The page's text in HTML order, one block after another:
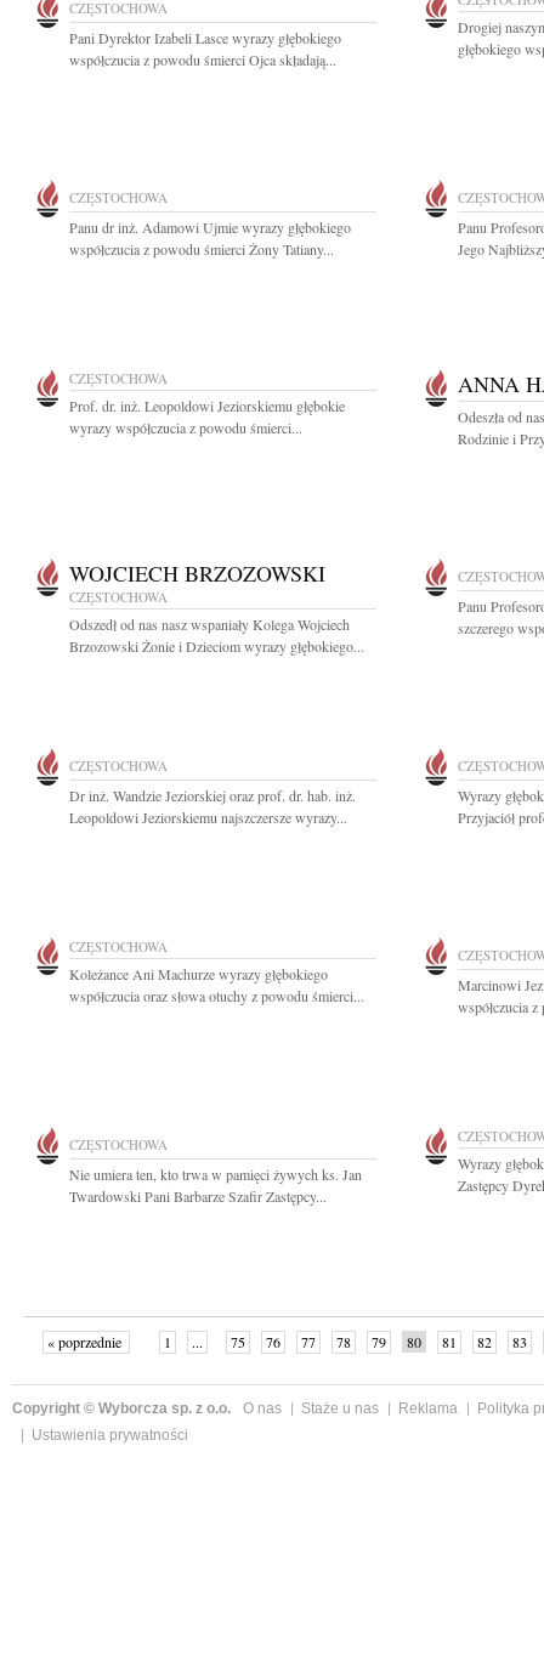
CZĘSTOCHOWA
Pani Dyrektor Izabeli Lasce wyrazy głębokiego
współczucia z powodu śmierci Ojca składają...
Drogiej
głębokiego
CZĘSTOCHOWA
Panu dr inż. Adamowi Ujmie wyrazy głębokiego
współczucia z powodu śmierci Żony Tatiany...
Panu
Jego
CZĘSTOCHOWA
Prof. dr. inż. Leopoldowi Jeziorskiemu głębokie
wyrazy współczucia z powodu śmierci...
ANNA
Odeszła od
Rodzinie i
WOJCIECH BRZOZOWSKI
CZĘSTOCHOWA
Odszedł od nas nasz wspaniały Kolega Wojciech
Brzozowski Żonie i Dzieciom wyrazy głębokiego...
Panu
szczerego
CZĘSTOCHOWA
Dr inż. Wandzie Jeziorskiej oraz prof. dr. hab. inż.
Leopoldowi Jeziorskiemu najszczersze wyrazy...
Wyrazy
Przyjaciół
CZĘSTOCHOWA
Koleżance Ani Machurze wyrazy głębokiego
współczucia oraz słowa otuchy z powodu śmierci...
Marcinowi
współczucia
CZĘSTOCHOWA
Nie umiera ten, kto trwa w pamięci żywych ks. Jan
Twardowski Pani Barbarze Szafir Zastępcy...
Wyrazy
Zastępcy
« poprzednie 1 ... 75 76 77 78 79 80 81 82
83
Copyright © Wyborcza sp. z o.o. O nas Staże u nas Reklama
Polityka
Ustawienia prywatności